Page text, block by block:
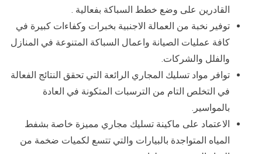
القادرين على وضع خطط السباكة بفعالية .
توفير نخبة من العمالة الاجنبية بخبرات وكفاءات كبيرة في
كافة عمليات الصيانة واعمال السباكة المتنوعة في المنازل
والفلل والشركات.
توافر مواد تسليك المجاري الرائعة التي تحقق النتائج الفعالة
في التخلص التام من الترسبات المتكونة في العادة
بالمواسير.
الاعتماد على ماكينة تسليك مجاري مميزة خاصة بشفط
المياه المتواجدة بالبيارات والتي تتسع لكميات ضخمة من